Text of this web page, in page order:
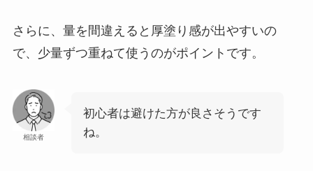
さらに、量を間違えると厚塗り感が出やすいの
で、少量ずつ重ねて使うのがポイントです。
相談者
初心者は避けた方が良さそうです
ね。